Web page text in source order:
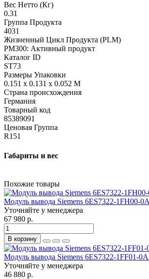
Вес Нетто (Кг)
0.31
Группа Продукта
4031
Жизненный Цикл Продукта (PLM)
PM300: Активный продукт
Каталог ID
ST73
Размеры Упаковки
0.151 x 0.131 x 0.052 M
Страна происхождения
Германия
Товарный код
85389091
Ценовая Группа
R151
Габариты и вес
Похожие товары
Модуль вывода Siemens 6ES7322-1FH00-
Уточняйте у менеджера
67 980 р.
В корзину
Модуль вывода Siemens 6ES7322-1FF01-
Уточняйте у менеджера
46 880 р.